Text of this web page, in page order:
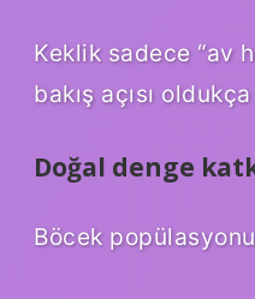
Keklik sadece “av
bakış açısı
Doğal denge
Böcek